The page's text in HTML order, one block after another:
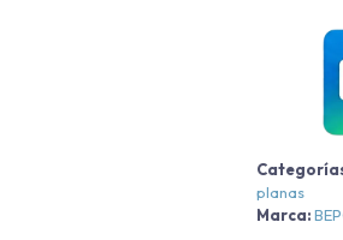
-
-
planas
Marca: